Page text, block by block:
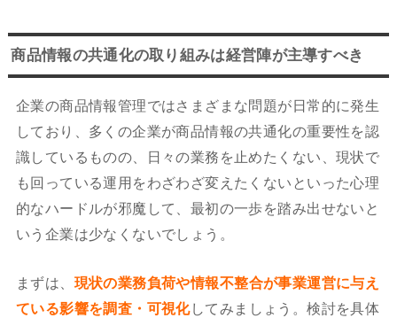
商品情報の共通化の取り組みは経営陣が主導すべき
企業の商品情報管理ではさまざまな問題が日常的に発生
しており、多くの企業が商品情報の共通化の重要性を認
識しているものの、日々の業務を止めたくない、現状で
も回っている運用をわざわざ変えたくないといった心理
的なハードルが邪魔して、最初の一歩を踏み出せないと
いう企業は少なくないでしょう。
まずは、 現状の業務負荷や情報不整合が事業運営に与え
ている影響を調査・可視化してみましょう。検討を具体